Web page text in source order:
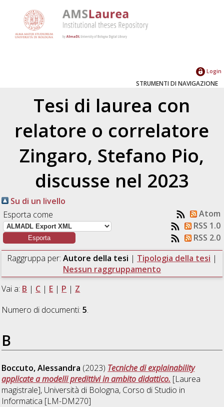
Login
STRUMENTI DI NAVIGAZIONE
Tesi di laurea con
relatore o correlatore
Zingaro, Stefano Pio,
discusse nel 2023
Su di un livello
Esporta come
Atom
RSS 1.0
RSS 2.0
Raggruppa per: Autore della tesi | Tipologia della tesi |
Nessun raggruppamento
Vai a: B | C | E | P | Z
Numero di documenti:5.
B
Boccuto, Alessandra (2023) Tecniche di explainability
applicate a modelli predittivi in ambito didattico. [Laurea
magistrale], Università di Bologna, Corso di Studio in
Informatica [LM-DM270]